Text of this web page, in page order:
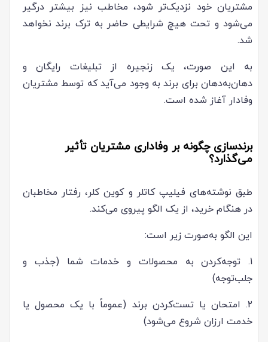
مشتریان خود نزدیک‌تر شود، مخاطب نیز بیشتر درگیر
می‌شود و تحت هیچ شرایطی حاضر به ترک برند نخواهد
شد.
به این صورت، یک زنجیره از تبلیغات رایگان و
دهان‌به‌دهان برای برند به وجود می‌آید که توسط مشتریان
وفادار آغاز شده است.
برندسازی چگونه بر وفاداری مشتریان تأثیر
می‌گذارد؟
طبق نوشته‌های فیلیپ کاتلر و کوین کلر، رفتار مخاطبان
در هنگام خرید، از یک الگو پیروی می‌کند.
این الگو به‌صورت زیر است:
1. توجه‌کردن به محصولات و خدمات شما (جذب و
جلب‌توجه)
2. امتحان یا تست‌کردن برند (عموماً با یک محصول یا
خدمت ارزان شروع می‌شود)